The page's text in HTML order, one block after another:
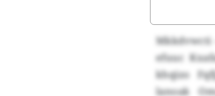
Mkkdvwcti
efuuc
khqizo
lanoak